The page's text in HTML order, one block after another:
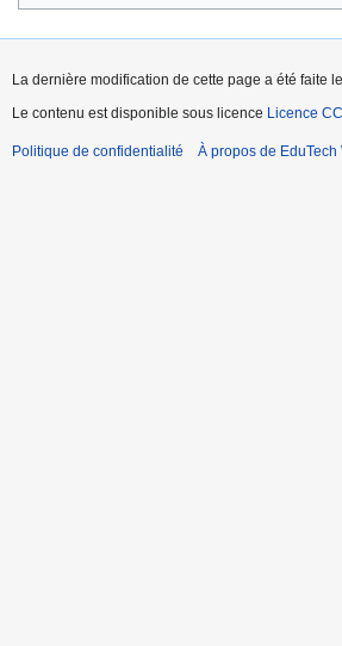
La dernière modification de cette page a été faite
Le contenu est disponible sous licence Licence
Politique de confidentialité À propos de EduTech